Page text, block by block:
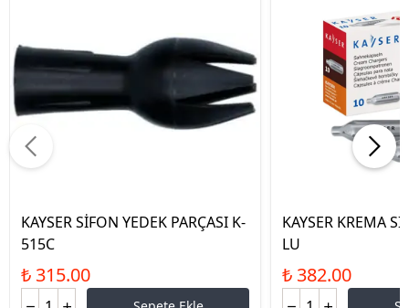
KAYSER SİFON YEDEK PARÇASI K-
515C
₺ 315.00
KAYSER KREMA
LU
₺ 382.00